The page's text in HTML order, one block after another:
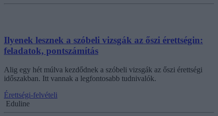
Ilyenek lesznek a szóbeli vizsgák az őszi érettségin:
feladatok, pontszámítás
Alig egy hét múlva kezdődnek a szóbeli vizsgák az őszi érettségi
időszakban. Itt vannak a legfontosabb tudnivalók.
Érettségi-felvételi
Eduline